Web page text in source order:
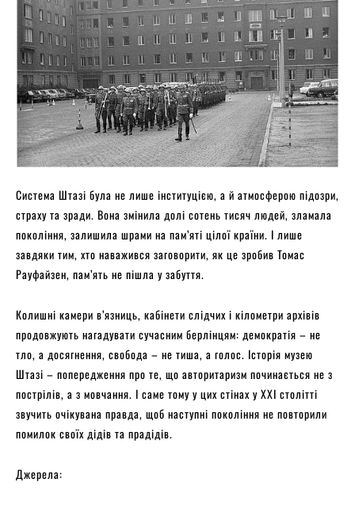
Система Штазі була не лише інституцією, а й атмосферою підозри,
страху та зради. Вона змінила долі сотень тисяч людей, зламала
покоління, залишила шрами на пам’яті цілої країни. І лише
завдяки тим, хто наважився заговорити, як це зробив Томас
Рауфайзен, пам’ять не пішла у забуття.
Колишні камери в’язниць, кабінети слідчих і кілометри архівів
продовжують нагадувати сучасним берлінцям: демократія – не
тло, а досягнення, свобода – не тиша, а голос. Історія музею
Штазі – попередження про те, що авторитаризм починається не з
пострілів, а з мовчання. І саме тому у цих стінах у XXI столітті
звучить очікувана правда, щоб наступні покоління не повторили
помилок своїх дідів та прадідів.
Джерела: